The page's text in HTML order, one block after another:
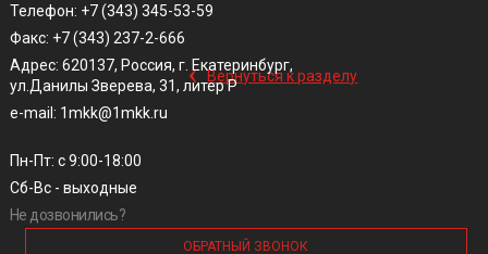
‹ Вернуться к разделу
Телефон: +7 (343) 345-53-59
Факс: +7 (343) 237-2-666
Адрес: 620137, Россия, г. Екатеринбург,
ул.Данилы Зверева, 31, литер Р
e-mail: 1mkk@1mkk.ru
Пн-Пт: с 9:00-18:00
Сб-Вс - выходные
Не дозвонились?
ОБРАТНЫЙ ЗВОНОК